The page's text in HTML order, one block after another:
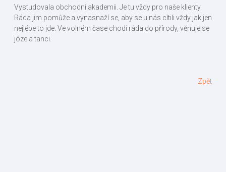
Vystudovala obchodní akademii. Je tu vždy pro naše klienty.
Ráda jim pomůže a vynasnaží se, aby se u nás cítili vždy jak jen
nejlépe to jde. Ve volném čase chodí ráda do přírody, věnuje se
józe a tanci.
Zpět